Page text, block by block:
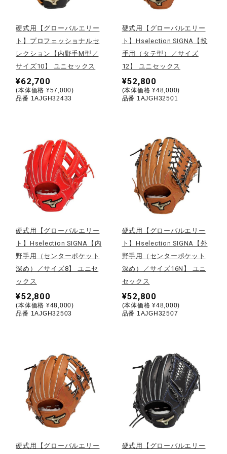
ワーキング
ライフスタイルグッズ
寝具／ミズノスリープ
アウトドア／レイン
サポーター
ジュニア／キッズ
メディカル
コラボ／ライセンス
セール
硬式用【グローバルエリー
ト】プロフェッショナルセ
レクション【内野手M型／
サイズ10】 ユニセックス
¥62,700
(本体価格 ¥57,000)
品番 1AJGH32433
硬式用【グローバルエリー
ト】Hselection SIGNA【投
手用（タテ型）／サイズ
12】 ユニセックス
¥52,800
(本体価格 ¥48,000)
品番 1AJGH32501
硬式用【グローバルエリー
ト】Hselection SIGNA【内
野手用（センターポケット
深め）／サイズ8】 ユニセ
ックス
¥52,800
(本体価格 ¥48,000)
品番 1AJGH32503
硬式用【グローバルエリー
ト】Hselection SIGNA【外
野手用（センターポケット
深め）／サイズ16N】 ユニ
セックス
¥52,800
(本体価格 ¥48,000)
品番 1AJGH32507
硬式用【グローバルエリー
硬式用【グローバルエリー